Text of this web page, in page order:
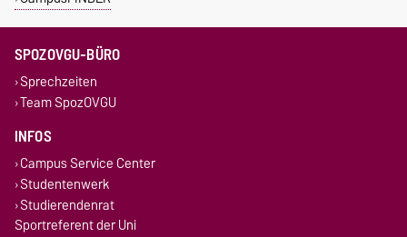
SPOZOVGU-BÜRO
Sprechzeiten
Team SpozOVGU
INFOS
Campus Service Center
Studentenwerk
Studierendenrat
Sportreferent der Uni